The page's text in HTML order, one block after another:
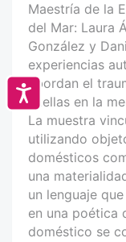
Accesibilidad
Maestría de la
del Mar: Laura
González y
experiencias
abordan el
huellas en la
La muestra
utilizando
domésticos
una
un lenguaje
en una poética
doméstico se